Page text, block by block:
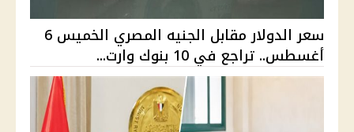
سعر الدولار مقابل الجنيه المصري الخميس 6
أغسطس.. تراجع في 10 بنوك وارت...